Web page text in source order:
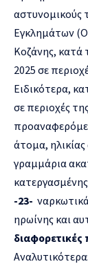
αστυνομικούς
Εγκλημάτων
Κοζάνης, κατά
2025 σε
Ειδικότερα,
σε περιοχές
άτομα,
γραμμάρια
-23-
ηρωίνης και
Αναλυτικότερα: